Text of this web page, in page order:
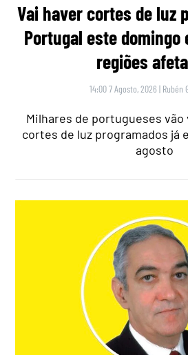
Vai haver cortes de luz
Portugal este domingo
regiões
14:00 7 Agosto, 2026 | Rubén
Milhares de portugueses
cortes de luz programados já
agosto